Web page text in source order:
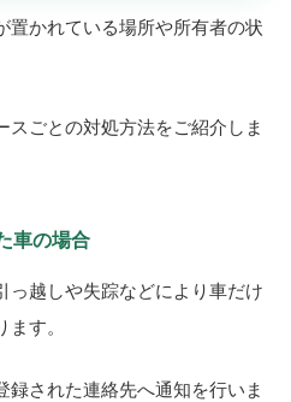
置かれている場所や所有者の状
スごとの対処方法をご紹介しま
車の場合
っ越しや失踪などにより車だけ
す。
録された連絡先へ通知を行いま